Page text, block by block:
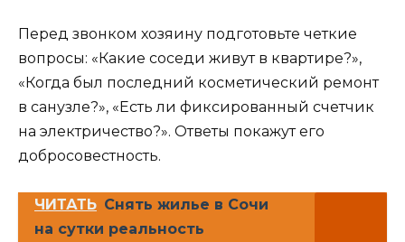
Перед звонком хозяину подготовьте четкие
вопросы: «Какие соседи живут в квартире?»,
«Когда был последний косметический ремонт
в санузле?», «Есть ли фиксированный счетчик
на электричество?». Ответы покажут его
добросовестность.
ЧИТАТЬ Снять жилье в Сочи
на сутки реальность